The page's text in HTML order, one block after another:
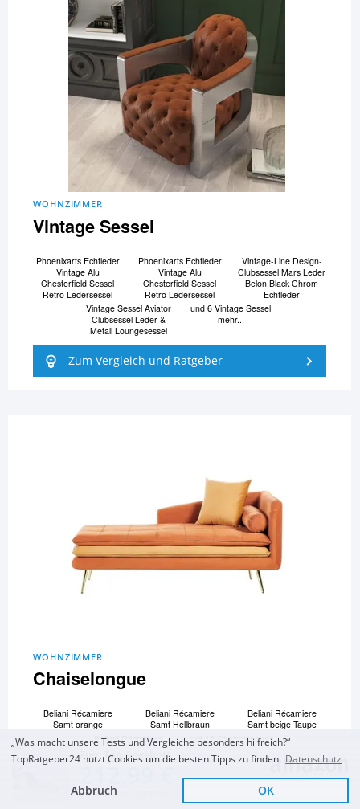
Zum Top Angebot
KOSTENLOSE LIEFERUNG
WOHNZIMMER
Vintage Sessel
Phoenixarts Echtleder
Vintage Alu
Chesterfield Sessel
Retro Ledersessel
Phoenixarts Echtleder
Vintage Alu
Chesterfield Sessel
Retro Ledersessel
Vintage-Line Design-
Clubsessel Mars Leder
Belon Black Chrom
Echtleder
Vintage Sessel Aviator
Clubsessel Leder &
Metall Loungesessel
und 6 Vintage Sessel
mehr...
Zum Vergleich und Ratgeber
WOHNZIMMER
Chaiselongue
Beliani Ré­ca­mi­e­re
Samt orange
Beliani Ré­ca­mi­e­re
Samt Hellbraun
Beliani Ré­ca­mi­e­re
Samt beige Taupe
Beliani Ré­ca­mi­e­re
Samt blau
und 15 Chaiselongues
mehr...
Zum Vergleich und Ratgeber
„Was macht unsere Tests und Vergleiche besonders hilfreich?“
TopRatgeber24 nutzt Cookies um die besten Tipps zu finden. Datenschutz
Abbruch OK